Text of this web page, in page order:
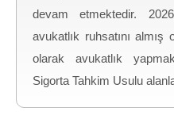
devam etmektedir.
avukatlık ruhsatını
olarak avukatlık
Sigorta Tahkim Usulu